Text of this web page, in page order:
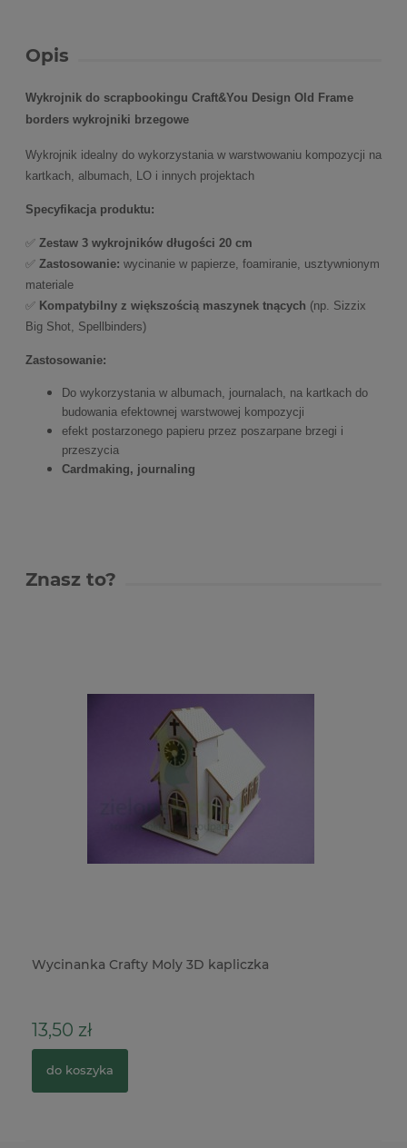
Opis
Wykrojnik do scrapbookingu Craft&You Design Old Frame
borders wykrojniki brzegowe
Wykrojnik idealny do wykorzystania w warstwowaniu kompozycji na
kartkach, albumach, LO i innych projektach
Specyfikacja produktu:
✅ Zestaw 3 wykrojników długości 20 cm
✅ Zastosowanie: wycinanie w papierze, foamiranie, usztywnionym
materiale
✅ Kompatybilny z większością maszynek tnących (np. Sizzix
Big Shot, Spellbinders)
Zastosowanie:
Do wykorzystania w albumach, journalach, na kartkach do
budowania efektownej warstwowej kompozycji
efekt postarzonego papieru przez poszarpane brzegi i
przeszycia
Cardmaking, journaling
Znasz to?
Wykrojnik Sizzix Tim Holtz Thinlits Vault Industrial
49,00 zł
do koszyka